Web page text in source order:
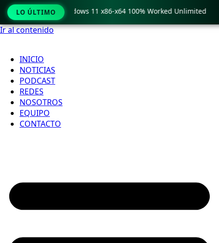
Ir al contenido
INICIO
NOTICIAS
PODCAST
REDES
NOSOTROS
EQUIPO
CONTACTO
LO ÚLTIMO
Pro Crack only Windows 11 x86-x64 100% Worked Unlimited